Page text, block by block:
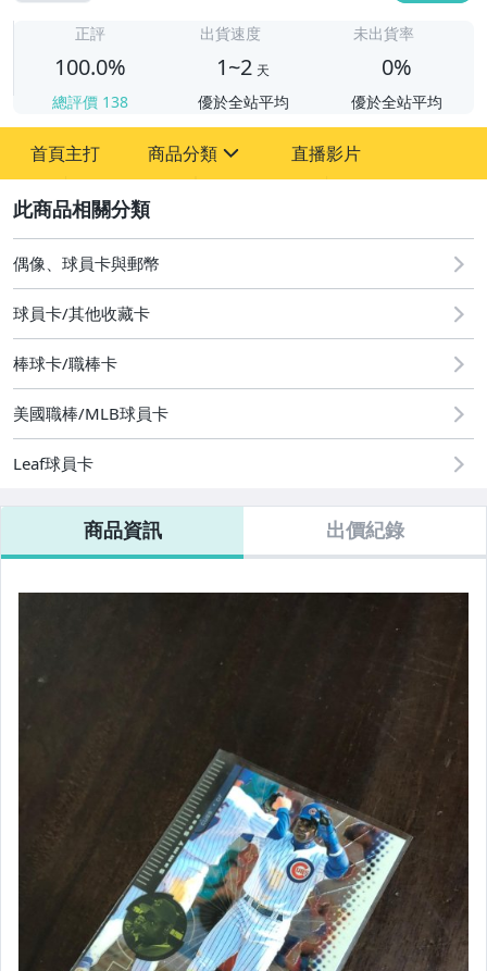
正評
100.0%
總評價 138
出貨速度
1~2 天
優於全站平均
未出貨率
0%
優於全站平均
首頁主打 商品分類
偶像、球員卡與郵幣
直播影片
偶像、球員卡與郵幣
球員卡/其他收藏卡
棒球卡/職棒卡
美國職棒/MLB球員卡
Leaf球員卡
商品資訊 出價紀錄